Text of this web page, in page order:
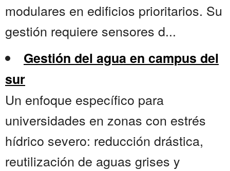
modulares en edificios prioritarios. Su
gestión requiere sensores d...
Gestión del agua en campus del
sur
Un enfoque específico para
universidades en zonas con estrés
hídrico severo: reducción drástica,
reutilización de aguas grises y